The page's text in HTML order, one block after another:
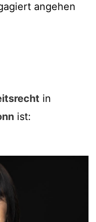
angehen
in
ist: